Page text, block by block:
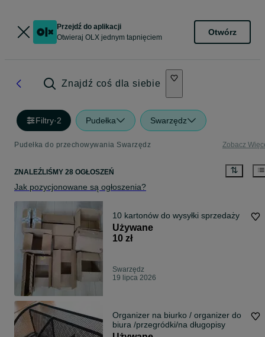
Przejdź do aplikacji
Otwieraj OLX jednym tapnięciem
Otwórz
Znajdź coś dla siebie
Filtry·2 Pudełka Swarzędz
Pudełka do przechowywania Swarzędz Zobacz
ZNALEŹLIŚMY 28 OGŁOSZEŃ
Jak pozycjonowane są ogłoszenia?
10 kartonów do wysyłki sprzedaży
Używane
10 zł
Swarzędz
19 lipca 2026
Organizer na biurko / organizer do
biura /przegródki/na długopisy